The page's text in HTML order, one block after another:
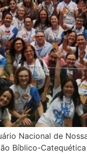
Nacional de
Bíblico-